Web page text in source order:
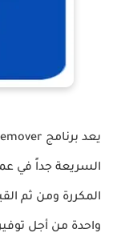
السريعة جداً في
المكررة ومن ثم
واحدة من أجل